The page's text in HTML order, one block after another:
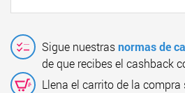
Sigue nuestrasnormas de
de que recibes el cashback
Llena el carrito de la